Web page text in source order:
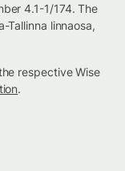
4.1-1/174. The
Tallinna linnaosa,
respective Wise
.